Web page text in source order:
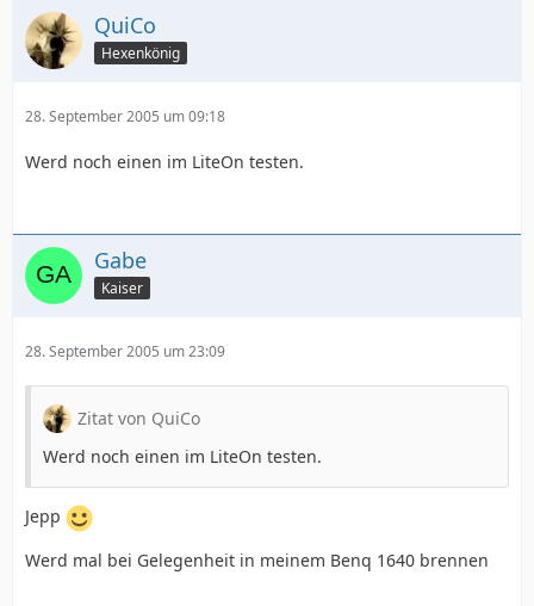
QuiCo
Hexenkönig
28. September 2005 um 09:18
Werd noch einen im LiteOn testen.
Gabe
Kaiser
28. September 2005 um 23:09
Zitat von QuiCo
Werd noch einen im LiteOn testen.
Jepp
Werd mal bei Gelegenheit in meinem Benq 1640 brennen